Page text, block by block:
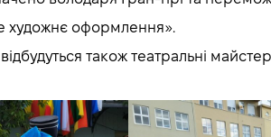
художнє оформлення».
також театральні